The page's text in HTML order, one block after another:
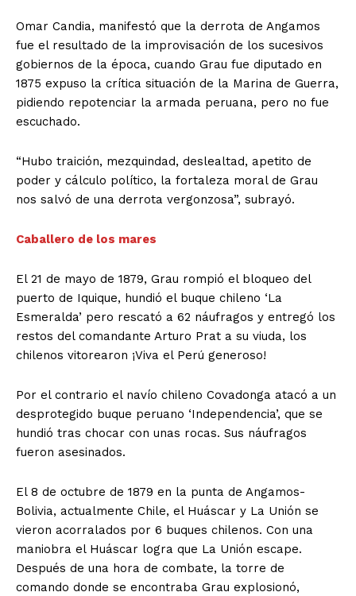
Omar Candia, manifestó que la derrota de Angamos
fue el resultado de la improvisación de los sucesivos
gobiernos de la época, cuando Grau fue diputado en
1875 expuso la crítica situación de la Marina de Guerra,
pidiendo repotenciar la armada peruana, pero no fue
escuchado.
“Hubo traición, mezquindad, deslealtad, apetito de
poder y cálculo político, la fortaleza moral de Grau
nos salvó de una derrota vergonzosa”, subrayó.
Caballero de los mares
El 21 de mayo de 1879, Grau rompió el bloqueo del
puerto de Iquique, hundió el buque chileno ‘La
Esmeralda’ pero rescató a 62 náufragos y entregó los
restos del comandante Arturo Prat a su viuda, los
chilenos vitorearon ¡Viva el Perú generoso!
Por el contrario el navío chileno Covadonga atacó a un
desprotegido buque peruano ‘Independencia’, que se
hundió tras chocar con unas rocas. Sus náufragos
fueron asesinados.
El 8 de octubre de 1879 en la punta de Angamos-
Bolivia, actualmente Chile, el Huáscar y La Unión se
vieron acorralados por 6 buques chilenos. Con una
maniobra el Huáscar logra que La Unión escape.
Después de una hora de combate, la torre de
comando donde se encontraba Grau explosionó,